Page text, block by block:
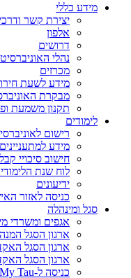
מידע כללי
יצירת קשר
אלפון
דרושים
נהלי
מכרזים
מידע לשעת
מבקרת
תקנון משמעת
לימודים
רישום
מידע
חישוב סיכויי
לוח שנת
ידיעונים
כניסה לאזור
סגל ומינהלה
אגפים ומשרדי
ארגון הסגל
ארגון הסגל
ארגון הסגל
כניסה ל-My Tau